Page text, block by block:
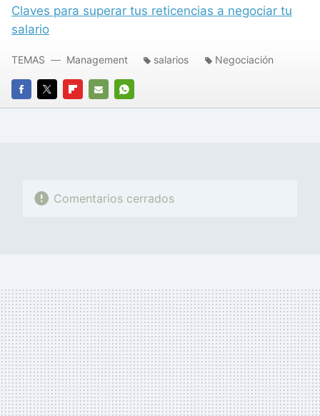
Claves para superar tus reticencias a negociar tu
salario
FACEBOOK
TWITTERFLIPBOARD
E-
WHATSAPP
TEMAS Management salarios Negociación
Comentarios cerrados